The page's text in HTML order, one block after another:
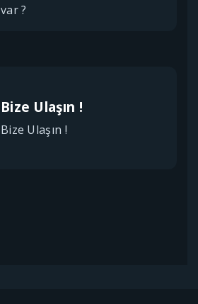
var ?
Bize Ulaşın !
Bize Ulaşın !